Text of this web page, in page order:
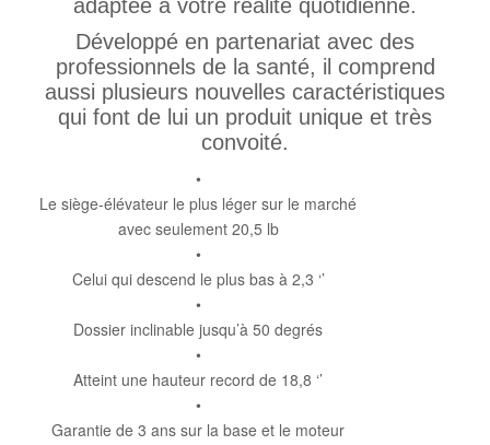
adaptée à votre réalité quotidienne.
Développé en partenariat avec des
professionnels de la santé, il comprend
aussi plusieurs nouvelles caractéristiques
qui font de lui un produit unique et très
convoité.
•
Le siège-élévateur le plus léger sur le marché
avec seulement 20,5 lb
•
Celui qui descend le plus bas à 2,3 ‘’
•
Dossier inclinable jusqu’à 50 degrés
•
Atteint une hauteur record de 18,8 ‘’
•
Garantie de 3 ans sur la base et le moteur